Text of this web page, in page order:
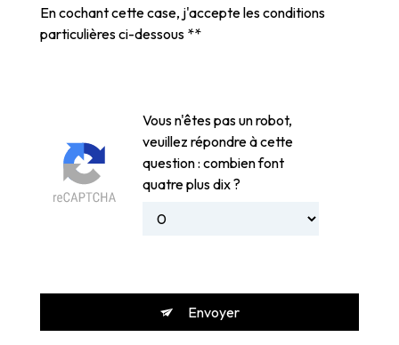
En cochant cette case, j'accepte les conditions
particulières ci-dessous **
Vous n'êtes pas un robot,
veuillez répondre à cette
question : combien font
quatre plus dix ?
Envoyer